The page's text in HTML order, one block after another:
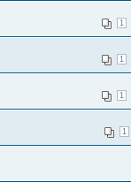
1
1
1
1